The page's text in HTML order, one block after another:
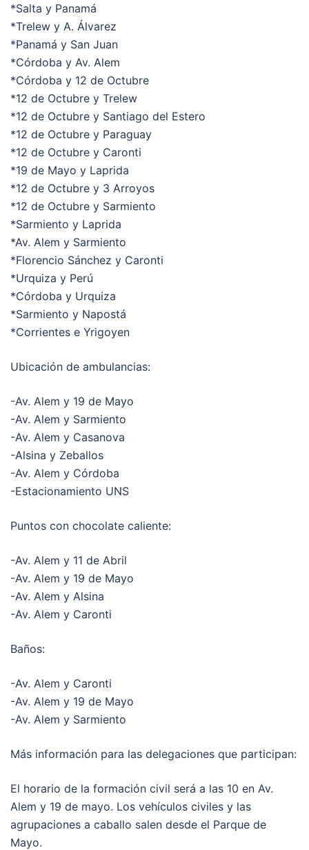
*Salta y Panamá
*Trelew y A. Álvarez
*Panamá y San Juan
*Córdoba y Av. Alem
*Córdoba y 12 de Octubre
*12 de Octubre y Trelew
*12 de Octubre y Santiago del Estero
*12 de Octubre y Paraguay
*12 de Octubre y Caronti
*19 de Mayo y Laprida
*12 de Octubre y 3 Arroyos
*12 de Octubre y Sarmiento
*Sarmiento y Laprida
*Av. Alem y Sarmiento
*Florencio Sánchez y Caronti
*Urquiza y Perú
*Córdoba y Urquiza
*Sarmiento y Napostá
*Corrientes e Yrigoyen
Ubicación de ambulancias:
-Av. Alem y 19 de Mayo
-Av. Alem y Sarmiento
-Av. Alem y Casanova
-Alsina y Zeballos
-Av. Alem y Córdoba
-Estacionamiento UNS
Puntos con chocolate caliente:
-Av. Alem y 11 de Abril
-Av. Alem y 19 de Mayo
-Av. Alem y Alsina
-Av. Alem y Caronti
Baños:
-Av. Alem y Caronti
-Av. Alem y 19 de Mayo
-Av. Alem y Sarmiento
Más información para las delegaciones que participan:
El horario de la formación civil será a las 10 en Av.
Alem y 19 de mayo. Los vehículos civiles y las
agrupaciones a caballo salen desde el Parque de
Mayo.